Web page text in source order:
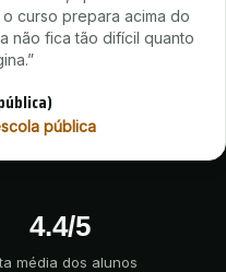
curso prepara acima do
não fica tão difícil quanto
”
pública
4.4/5
média dos alunos